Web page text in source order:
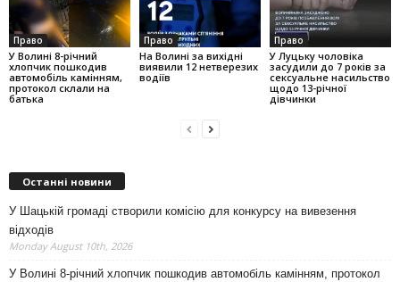
Право
У Волині 8-річний
хлопчик пошкодив
автомобіль камінням,
протокол склали на
батька
Право
На Волині за вихідні
виявили 12 нетверезих
водіїв
Право
У Луцьку чоловіка
засудили до 7 років за
сексуальне насильство
щодо 13-річної
дівчинки
Останні новини
У Шацькій громаді створили комісію для конкурсу на вивезення
відходів
Monday August 10th, 2026
У Волині 8-річний хлопчик пошкодив автомобіль камінням, протокол